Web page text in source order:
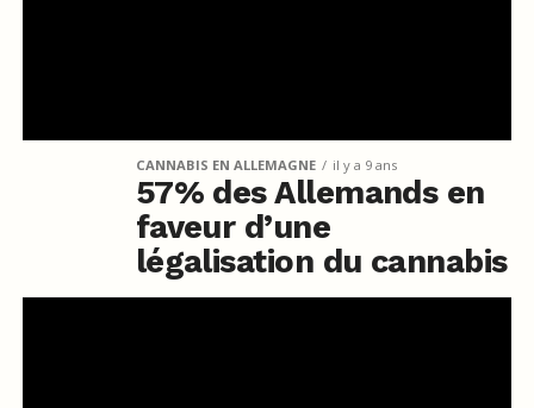
CANNABIS EN ALLEMAGNE il y a 9 ans
57% des Allemands en
faveur d’une
légalisation du cannabis